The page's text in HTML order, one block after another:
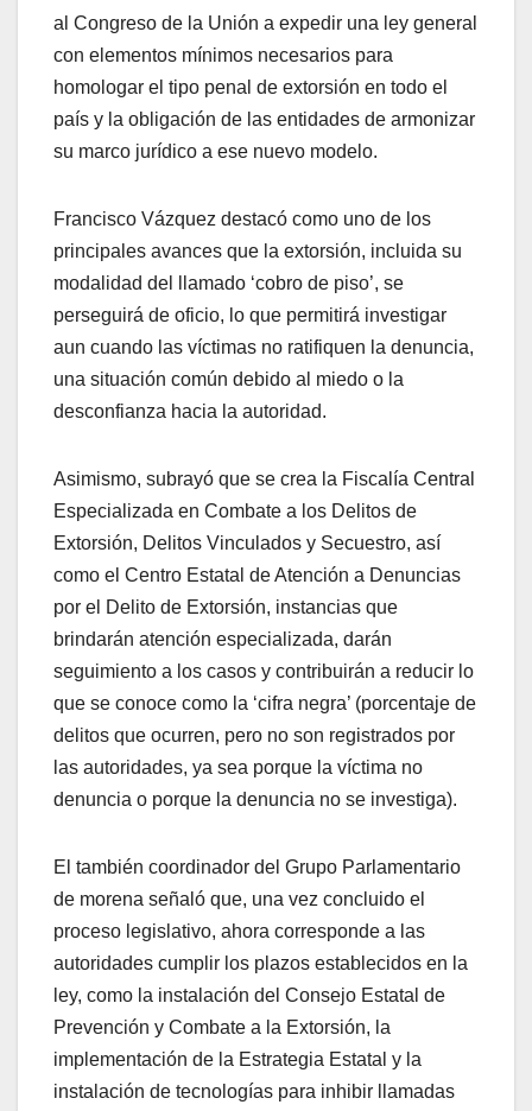
al Congreso de la Unión a expedir una ley general
con elementos mínimos necesarios para
homologar el tipo penal de extorsión en todo el
país y la obligación de las entidades de armonizar
su marco jurídico a ese nuevo modelo.
Francisco Vázquez destacó como uno de los
principales avances que la extorsión, incluida su
modalidad del llamado ‘cobro de piso’, se
perseguirá de oficio, lo que permitirá investigar
aun cuando las víctimas no ratifiquen la denuncia,
una situación común debido al miedo o la
desconfianza hacia la autoridad.
Asimismo, subrayó que se crea la Fiscalía Central
Especializada en Combate a los Delitos de
Extorsión, Delitos Vinculados y Secuestro, así
como el Centro Estatal de Atención a Denuncias
por el Delito de Extorsión, instancias que
brindarán atención especializada, darán
seguimiento a los casos y contribuirán a reducir lo
que se conoce como la ‘cifra negra’ (porcentaje de
delitos que ocurren, pero no son registrados por
las autoridades, ya sea porque la víctima no
denuncia o porque la denuncia no se investiga).
El también coordinador del Grupo Parlamentario
de morena señaló que, una vez concluido el
proceso legislativo, ahora corresponde a las
autoridades cumplir los plazos establecidos en la
ley, como la instalación del Consejo Estatal de
Prevención y Combate a la Extorsión, la
implementación de la Estrategia Estatal y la
instalación de tecnologías para inhibir llamadas